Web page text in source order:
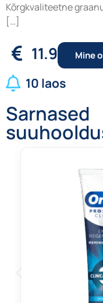
Kõrgkvaliteetne
[…]
11.9 Mine
10 laos
Sarnased